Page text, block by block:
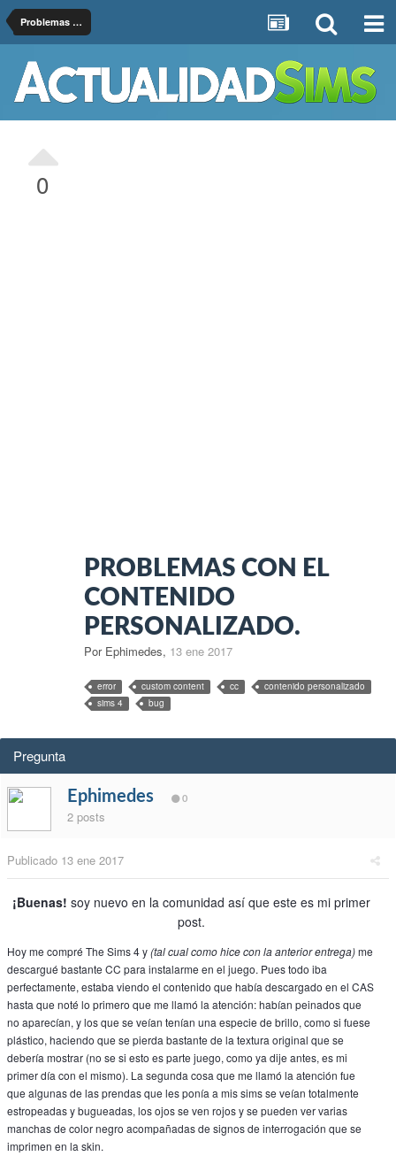
Problemas de Los Sims 4
0
PROBLEMAS CON EL
CONTENIDO
PERSONALIZADO.
Por Ephimedes, 13 ene 2017
error custom content cc
contenido personalizado
sims 4
bug
Pregunta
Ephimedes 0
2 posts
Publicado 13 ene 2017
¡Buenas! soy nuevo en la comunidad así que este es mi primer
post.
Hoy me compré The Sims 4 y(tal cual como hice con la anterior entrega)me
descargué bastante CC para instalarme en el juego. Pues todo iba
perfectamente, estaba viendo el contenido que había descargado en el CAS
hasta que noté lo primero que me llamó la atención: habían peinados que
no aparecían, y los que se veían tenían una especie de brillo, como si fuese
plástico, haciendo que se pierda bastante de la textura original que se
debería mostrar (no se si esto es parte juego, como ya dije antes, es mi
primer día con el mismo). La segunda cosa que me llamó la atención fue
que algunas de las prendas que les ponía a mis sims se veían totalmente
estropeadas y bugueadas, los ojos se ven rojos y se pueden ver varias
manchas de color negro acompañadas de signos de interrogación que se
imprimen en la skin.